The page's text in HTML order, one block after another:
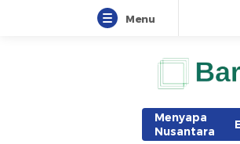
Menu
Berita Terkini
Menyapa
Nusantara